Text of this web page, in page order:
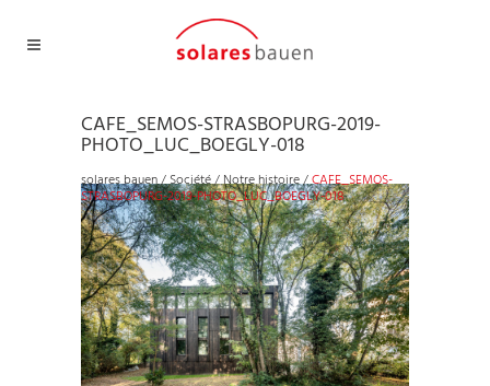
CAFE_SEMOS-STRASBOPURG-2019-
PHOTO_LUC_BOEGLY-018
solares bauen/Société/Notre histoire/CAFE_SEMOS-
STRASBOPURG-2019-PHOTO_LUC_BOEGLY-018